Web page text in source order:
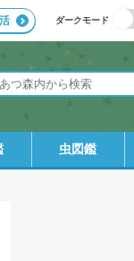
ダークモード
虫図鑑